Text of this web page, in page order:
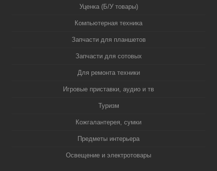
Уценка (Б/У товары)
Компьютерная техника
Запчасти для планшетов
Запчасти для сотовых
Для ремонта техники
Игровые приставки, аудио и тв
Туризм
Кожгалантерея, сумки
Предметы интерьера
Освещение и электротовары